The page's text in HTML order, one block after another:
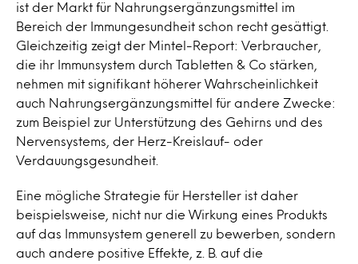
ist der Markt für Nahrungsergänzungsmittel im
Bereich der Immungesundheit schon recht gesättigt.
Gleichzeitig zeigt der Mintel-Report: Verbraucher,
die ihr Immunsystem durch Tabletten & Co stärken,
nehmen mit signifikant höherer Wahrscheinlichkeit
auch Nahrungsergänzungsmittel für andere Zwecke:
zum Beispiel zur Unterstützung des Gehirns und des
Nervensystems, der Herz-Kreislauf- oder
Verdauungsgesundheit.
Eine mögliche Strategie für Hersteller ist daher
beispielsweise, nicht nur die Wirkung eines Produkts
auf das Immunsystem generell zu bewerben, sondern
auch andere positive Effekte, z. B. auf die